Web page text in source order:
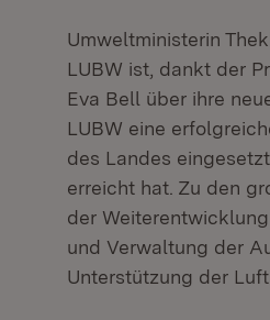
Umweltministerin
LUBW ist, dankt der
Eva Bell über ihre
LUBW eine
des Landes
erreicht hat. Zu den
der
und Verwaltung der
Unterstützung der